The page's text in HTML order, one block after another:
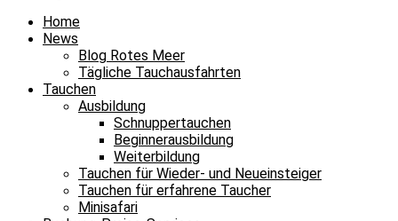
Home
News
Blog Rotes Meer
Tägliche Tauchausfahrten
Tauchen
Ausbildung
Schnuppertauchen
Beginnerausbildung
Weiterbildung
Tauchen für Wieder- und Neueinsteiger
Tauchen für erfahrene Taucher
Minisafari